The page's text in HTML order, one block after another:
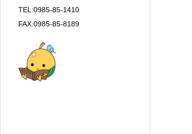
TEL:0985-85-1410
FAX:0985-85-8189